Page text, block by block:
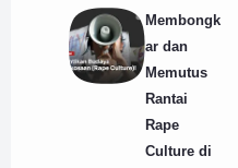
Membongk
ar dan
Memutus
Rantai
Rape
Culture di